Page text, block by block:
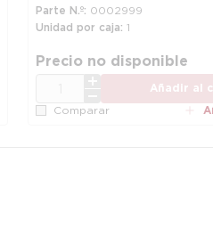
Parte N.º 0002999
Unidad por caja 1
Precio no disponible
Añadir al
Comparar